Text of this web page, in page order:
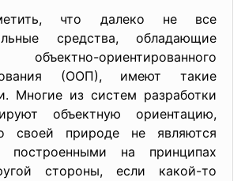
что далеко не все
средства, обладающие
объектно-ориентированного
(ООП), имеют такие
Многие из систем разработки
объектную ориентацию,
своей природе не являются
построенными на принципах
стороны, если какой-то